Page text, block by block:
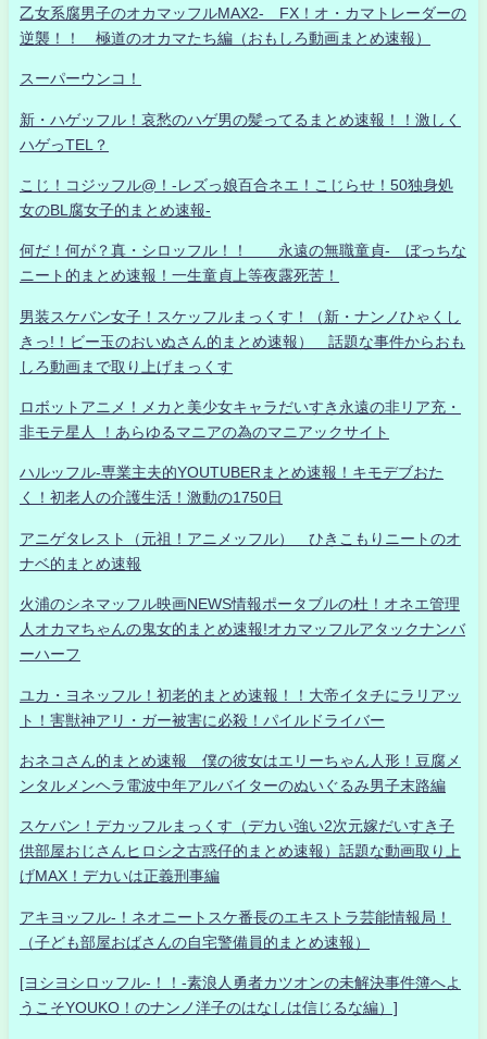
乙女系腐男子のオカマッフルMAX2- FX！オ・カマトレーダーの
逆襲！！ 極道のオカマたち編（おもしろ動画まとめ速報）
スーパーウンコ！
新・ハゲッフル！哀愁のハゲ男の髪ってるまとめ速報！！激しく
ハゲっTEL？
こじ！コジッフル@！-レズっ娘百合ネエ！こじらせ！50独身処
女のBL腐女子的まとめ速報-
何だ！何が？真・シロッフル！！ 永遠の無職童貞- ぼっちな
ニート的まとめ速報！一生童貞上等夜露死苦！
男装スケバン女子！スケッフルまっくす！（新・ナンノひゃくし
きっ!！ビー玉のおいぬさん的まとめ速報） 話題な事件からおも
しろ動画まで取り上げまっくす
ロボットアニメ！メカと美少女キャラだいすき永遠の非リア充・
非モテ星人 ！あらゆるマニアの為のマニアックサイト
ハルッフル-専業主夫的YOUTUBERまとめ速報！キモデブおた
く！初老人の介護生活！激動の1750日
アニゲタレスト（元祖！アニメッフル） ひきこもりニートのオ
ナベ的まとめ速報
火浦のシネマッフル映画NEWS情報ポータブルの杜！オネエ管理
人オカマちゃんの鬼女的まとめ速報!オカマッフルアタックナンバ
ーハーフ
ユカ・ヨネッフル！初老的まとめ速報！！大帝イタチにラリアッ
ト！害獣神アリ・ガー被害に必殺！パイルドライバー
おネコさん的まとめ速報 僕の彼女はエリーちゃん人形！豆腐メ
ンタルメンヘラ電波中年アルバイターのぬいぐるみ男子末路編
スケバン！デカッフルまっくす（デカい強い2次元嫁だいすき子
供部屋おじさんヒロシ之古惑仔的まとめ速報）話題な動画取り上
げMAX！デカいは正義刑事編
アキヨッフル-！ネオニートスケ番長のエキストラ芸能情報局！
（子ども部屋おばさんの自宅警備員的まとめ速報）
[ヨシヨシロッフル-！！-素浪人勇者カツオンの未解決事件簿へよ
うこそYOUKO！のナンノ洋子のはなしは信じるな編）]